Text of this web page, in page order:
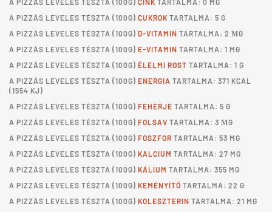
A PIZZÁS LEVELES TÉSZTA (100G) CINK TARTALMA: 0 MG
A PIZZÁS LEVELES TÉSZTA (100G) CUKROK TARTALMA: 5 G
A PIZZÁS LEVELES TÉSZTA (100G) D-VITAMIN TARTALMA: 2 ΜG
A PIZZÁS LEVELES TÉSZTA (100G) E-VITAMIN TARTALMA: 1 MG
A PIZZÁS LEVELES TÉSZTA (100G) ÉLELMI ROST TARTALMA: 1 G
A PIZZÁS LEVELES TÉSZTA (100G) ENERGIA TARTALMA: 371 KCAL
(1554 KJ)
A PIZZÁS LEVELES TÉSZTA (100G) FEHÉRJE TARTALMA: 5 G
A PIZZÁS LEVELES TÉSZTA (100G) FOLSAV TARTALMA: 3 ΜG
A PIZZÁS LEVELES TÉSZTA (100G) FOSZFOR TARTALMA: 53 MG
A PIZZÁS LEVELES TÉSZTA (100G) KALCIUM TARTALMA: 27 MG
A PIZZÁS LEVELES TÉSZTA (100G) KÁLIUM TARTALMA: 355 MG
A PIZZÁS LEVELES TÉSZTA (100G) KEMÉNYÍTŐ TARTALMA: 22 G
A PIZZÁS LEVELES TÉSZTA (100G) KOLESZTERIN TARTALMA: 21 MG